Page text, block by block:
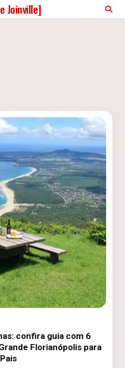
Joinville]
confira guia com 6
Florianópolis para